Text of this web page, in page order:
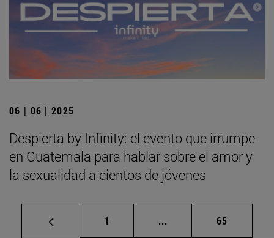
06 | 06 | 2025
Despierta by Infinity: el evento que irrumpe
en Guatemala para hablar sobre el amor y
la sexualidad a cientos de jóvenes
Página
1 ... Páginas intermedias
Página
65